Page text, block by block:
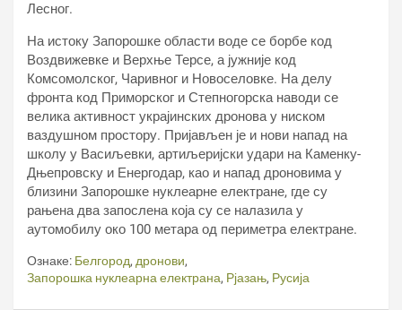
Лесног.
На истоку Запорошке области воде се борбе код
Воздвижевке и Верхње Терсе, а јужније код
Комсомолског, Чаривног и Новоселовке. На делу
фронта код Приморског и Степногорска наводи се
велика активност украјинских дронова у ниском
ваздушном простору. Пријављен је и нови напад на
школу у Васиљевки, артиљеријски удари на Каменку-
Дњепровску и Енергодар, као и напад дроновима у
близини Запорошке нуклеарне електране, где су
рањена два запослена која су се налазила у
аутомобилу око 100 метара од периметра електране.
Ознаке: Белгород, дронови,
Запорошка нуклеарна електрана, Рјазањ, Русија